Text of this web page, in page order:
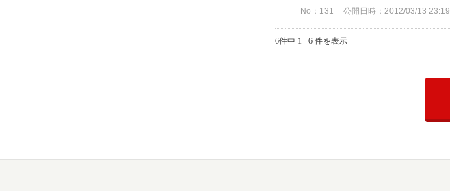
No：131 公開日時：2012/03/13 23:19
6件中 1 - 6 件を表示